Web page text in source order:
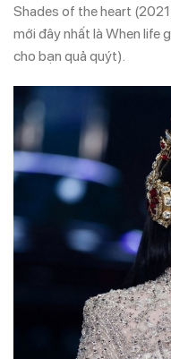
Shades of the heart
mới đây nhất là When life
cho bạn quả quýt).